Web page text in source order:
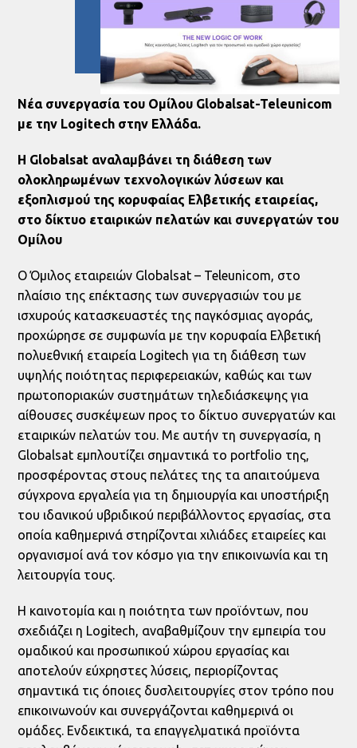
Νέα συνεργασία του Ομίλου Globalsat-Teleunicom
με την Logitech στην Ελλάδα.
Η Globalsat αναλαμβάνει τη διάθεση των
ολοκληρωμένων τεχνολογικών λύσεων και
εξοπλισμού της κορυφαίας Ελβετικής εταιρείας,
στο δίκτυο εταιρικών πελατών και συνεργατών του
Ομίλου
Ο Όμιλος εταιρειών Globalsat – Teleunicom, στο
πλαίσιο της επέκτασης των συνεργασιών του με
ισχυρούς κατασκευαστές της παγκόσμιας αγοράς,
προχώρησε σε συμφωνία με την κορυφαία Ελβετική
πολυεθνική εταιρεία Logitech για τη διάθεση των
υψηλής ποιότητας περιφερειακών, καθώς και των
πρωτοποριακών συστημάτων τηλεδιάσκεψης για
αίθουσες συσκέψεων προς το δίκτυο συνεργατών και
εταιρικών πελατών του. Με αυτήν τη συνεργασία, η
Globalsat εμπλουτίζει σημαντικά το portfolio της,
προσφέροντας στους πελάτες της τα απαιτούμενα
σύγχρονα εργαλεία για τη δημιουργία και υποστήριξη
του ιδανικού υβριδικού περιβάλλοντος εργασίας, στα
οποία καθημερινά στηρίζονται χιλιάδες εταιρείες και
οργανισμοί ανά τον κόσμο για την επικοινωνία και τη
λειτουργία τους.
Η καινοτομία και η ποιότητα των προϊόντων, που
σχεδιάζει η Logitech, αναβαθμίζουν την εμπειρία του
ομαδικού και προσωπικού χώρου εργασίας και
αποτελούν εύχρηστες λύσεις, περιορίζοντας
σημαντικά τις όποιες δυσλειτουργίες στον τρόπο που
επικοινωνούν και συνεργάζονται καθημερινά οι
ομάδες. Ενδεικτικά, τα επαγγελματικά προϊόντα